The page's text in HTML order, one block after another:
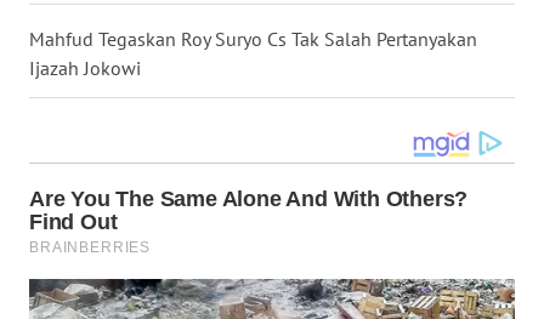
Mahfud Tegaskan Roy Suryo Cs Tak Salah Pertanyakan
Ijazah Jokowi
WN
GORONTALO
WN
WN
MALUKU
WN
MALUT